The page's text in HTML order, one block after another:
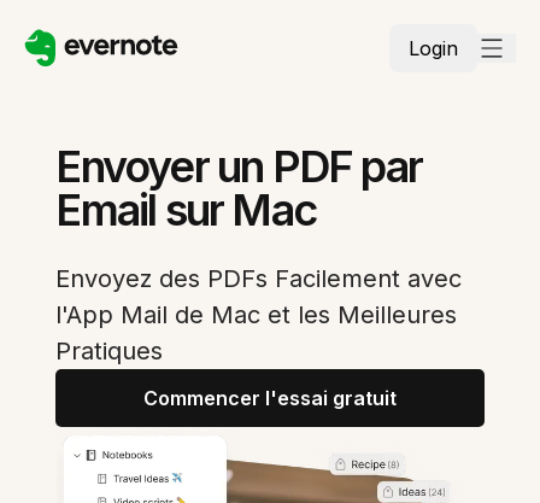
Login
Envoyer un PDF par
Email sur Mac
Envoyez des PDFs Facilement avec
l'App Mail de Mac et les Meilleures
Pratiques
Commencer l'essai gratuit